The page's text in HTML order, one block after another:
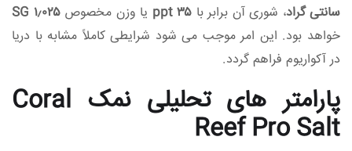
سانتی‌ گراد، شوری آن برابر با ۳۵ ppt یا وزن مخصوص۱٫۰۲۵ SG
خواهد بود. این امر موجب می‌ شود شرایطی کاملاً مشابه با دریا
در آکواریوم فراهم گردد.
پارامتر های تحلیلی نمک Coral
Reef Pro Salt